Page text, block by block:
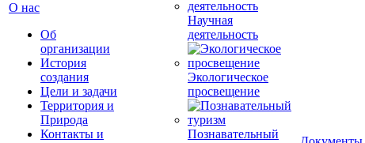
О нас
Об
организации
История
создания
Цели и задачи
Территория и
Природа
Контакты и
Научная
деятельность
Экологическое
просвещение
Познавательный